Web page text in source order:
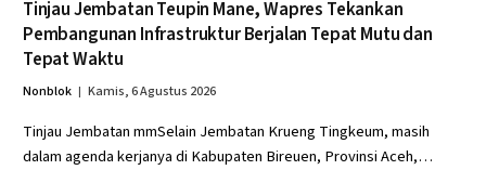
Tinjau Jembatan Teupin Mane, Wapres Tekankan
Pembangunan Infrastruktur Berjalan Tepat Mutu dan
Tepat Waktu
Nonblok Kamis, 6 Agustus 2026
Tinjau Jembatan mmSelain Jembatan Krueng Tingkeum, masih
dalam agenda kerjanya di Kabupaten Bireuen, Provinsi Aceh,…